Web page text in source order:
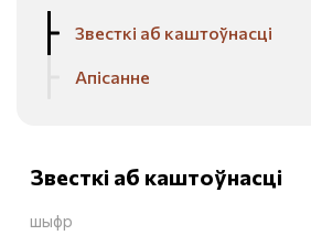
Звесткі аб каштоўнасці
Апісанне
Звесткі аб каштоўнасці
шыфр